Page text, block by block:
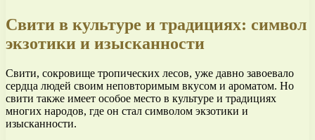
Свити в культуре и традициях: символ
экзотики и изысканности
Свити, сокровище тропических лесов, уже давно завоевало
сердца людей своим неповторимым вкусом и ароматом. Но
свити также имеет особое место в культуре и традициях
многих народов, где он стал символом экзотики и
изысканности.